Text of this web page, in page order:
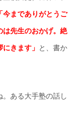
「今までありがとうご
は先生のおかげ。絶
きます」 と、書か
ある大手塾の話し